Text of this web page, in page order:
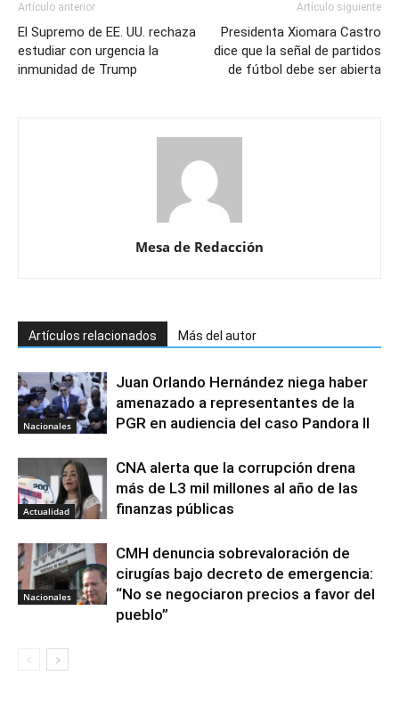
Artículo anterior
El Supremo de EE. UU. rechaza
estudiar con urgencia la
inmunidad de Trump
Artículo siguiente
Presidenta Xiomara Castro
dice que la señal de partidos
de fútbol debe ser abierta
Mesa de Redacción
Artículos relacionados Más del autor
Nacionales
Juan Orlando Hernández niega haber
amenazado a representantes de la
PGR en audiencia del caso Pandora II
Actualidad
CNA alerta que la corrupción drena
más de L3 mil millones al año de las
finanzas públicas
Nacionales
CMH denuncia sobrevaloración de
cirugías bajo decreto de emergencia:
“No se negociaron precios a favor del
pueblo”